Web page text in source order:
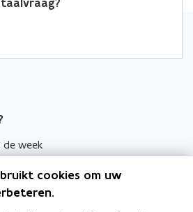
de week
cookies om uw